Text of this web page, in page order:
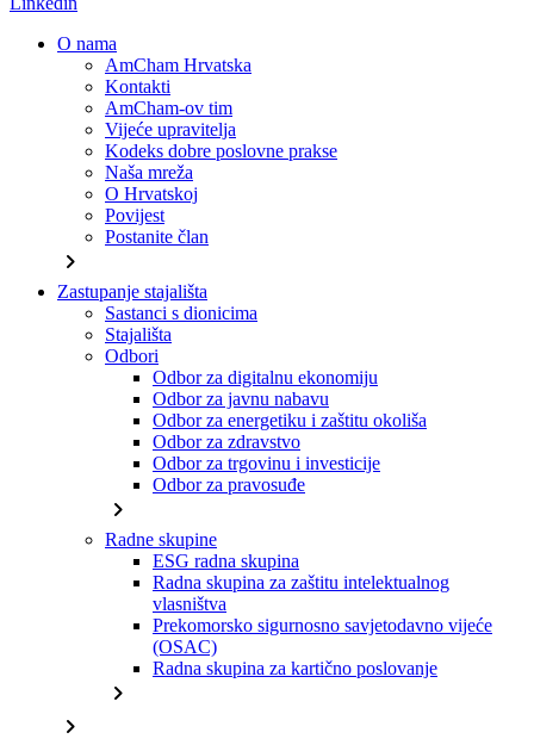
O nama
AmCham Hrvatska
Kontakti
AmCham-ov tim
Vijeće upravitelja
Kodeks dobre poslovne prakse
Naša mreža
O Hrvatskoj
Povijest
Postanite član
chevron_right
Zastupanje stajališta
Sastanci s dionicima
Stajališta
Odbori
Odbor za digitalnu ekonomiju
Odbor za javnu nabavu
Odbor za energetiku i zaštitu okoliša
Odbor za zdravstvo
Odbor za trgovinu i investicije
Odbor za pravosuđe
chevron_right
Radne skupine
ESG radna skupina
Radna skupina za zaštitu intelektualnog
vlasništva
Prekomorsko sigurnosno savjetodavno vijeće
(OSAC)
Radna skupina za kartično poslovanje
chevron_right
chevron_right